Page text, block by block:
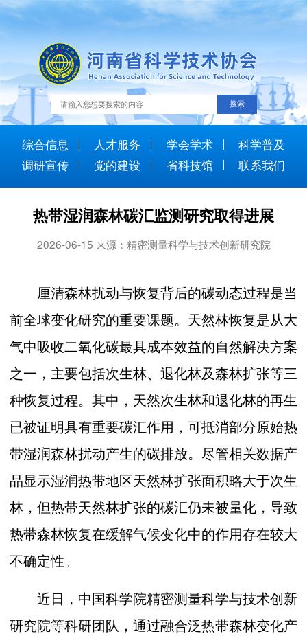
综合信息 人才服务 学会学术
科学普及
调研宣传
党的建设 省科技馆 联系我们
热带湿润森林碳汇监测研究取得进展
2026-06-15 来源：精密测量科学与技术创新研究院
厘清森林扰动与恢复背后的碳动态过程是当
前全球变化研究的重要课题。天然林恢复是从大
气中吸收二氧化碳最具成本效益的自然解决方案
之一，主要包括次生林、退化林及森林扩张等三
种恢复过程。其中，天然次生林和退化林的再生
已被证明具有重要碳汇作用，可抵消部分原始热
带湿润森林扰动产生的碳排放。尽管相关数据产
品显示湿润热带地区天然林扩张面积略大于次生
林，但热带天然林扩张的碳汇仍未被量化，导致
热带森林恢复在缓解气候变化中的作用存在较大
不确定性。
近日，中国科学院精密测量科学与技术创新
研究院等科研团队，通过融合泛热带森林变化产